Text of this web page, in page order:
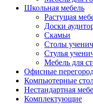
Школьная мебель
Растущая
Доски
Скамьи
Столы
Стулья
Мебель для
Офисные
Компьютерные
Нестандартная
Комплектующие